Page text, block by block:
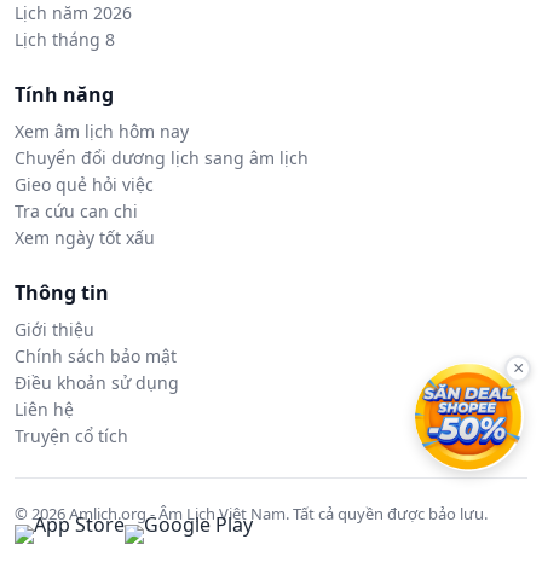
Lịch năm 2026
Lịch tháng 8
Tính năng
Xem âm lịch hôm nay
Chuyển đổi dương lịch sang âm lịch
Gieo quẻ hỏi việc
Tra cứu can chi
Xem ngày tốt xấu
Thông tin
Giới thiệu
Chính sách bảo mật
Điều khoản sử dụng
Liên hệ
Truyện cổ tích
© 2026 Amlich.org - Âm Lịch Việt Nam. Tất cả quyền được bảo lưu.
×